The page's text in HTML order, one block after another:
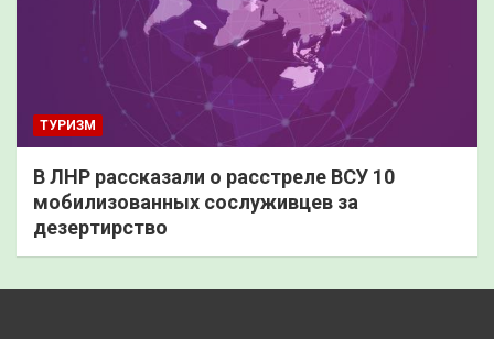
ТУРИЗМ
В ЛНР рассказали о расстреле ВСУ 10
мобилизованных сослуживцев за
дезертирство